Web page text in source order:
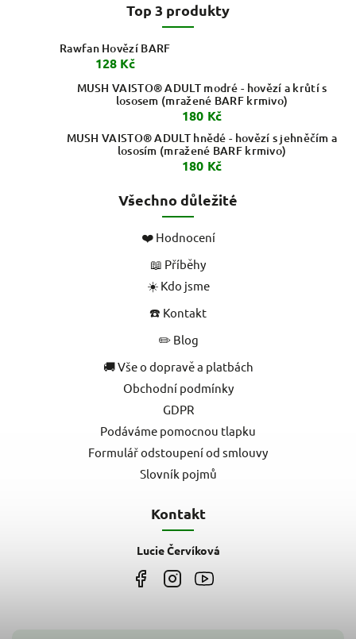
Top 3 produkty
Rawfan Hovězí BARF
128 Kč
MUSH VAISTO® ADULT modré - hovězí a krůtí s
lososem (mražené BARF krmivo)
180 Kč
MUSH VAISTO® ADULT hnědé - hovězí s jehněčím a
lososím (mražené BARF krmivo)
180 Kč
Všechno důležité
❤️ Hodnocení
📖 Příběhy
☀️ Kdo jsme
☎️ Kontakt
✏️ Blog
🚚 Vše o dopravě a platbách
Obchodní podmínky
GDPR
Podáváme pomocnou tlapku
Formulář odstoupení od smlouvy
Slovník pojmů
Kontakt
Lucie Červíková